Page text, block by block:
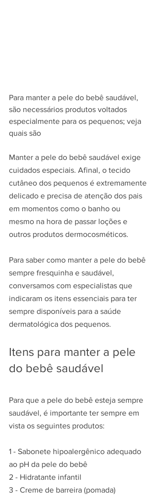
Para manter a pele do bebê saudável,
são necessários produtos voltados
especialmente para os pequenos; veja
quais são
Manter a pele do bebê saudável exige
cuidados especiais. Afinal, o tecido
cutâneo dos pequenos é extremamente
delicado e precisa de atenção dos pais
em momentos como o banho ou
mesmo na hora de passar loções e
outros produtos dermocosméticos.
Para saber como manter a pele do bebê
sempre fresquinha e saudável,
conversamos com especialistas que
indicaram os itens essenciais para ter
sempre disponíveis para a saúde
dermatológica dos pequenos.
Itens para manter a pele
do bebê saudável
Para que a pele do bebê esteja sempre
saudável, é importante ter sempre em
vista os seguintes produtos:
1 - Sabonete hipoalergênico adequado
ao pH da pele do bebê
2 - Hidratante infantil
3 - Creme de barreira (pomada)